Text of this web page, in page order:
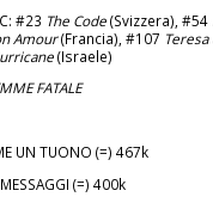
#23 The Code(Svizzera), #54
Amour(Francia), #107
(Israele)
FATALE
UN TUONO (=) 467k
(=) 400k